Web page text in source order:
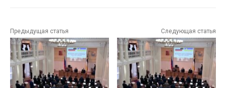
Предыдущая статья Следующая статья